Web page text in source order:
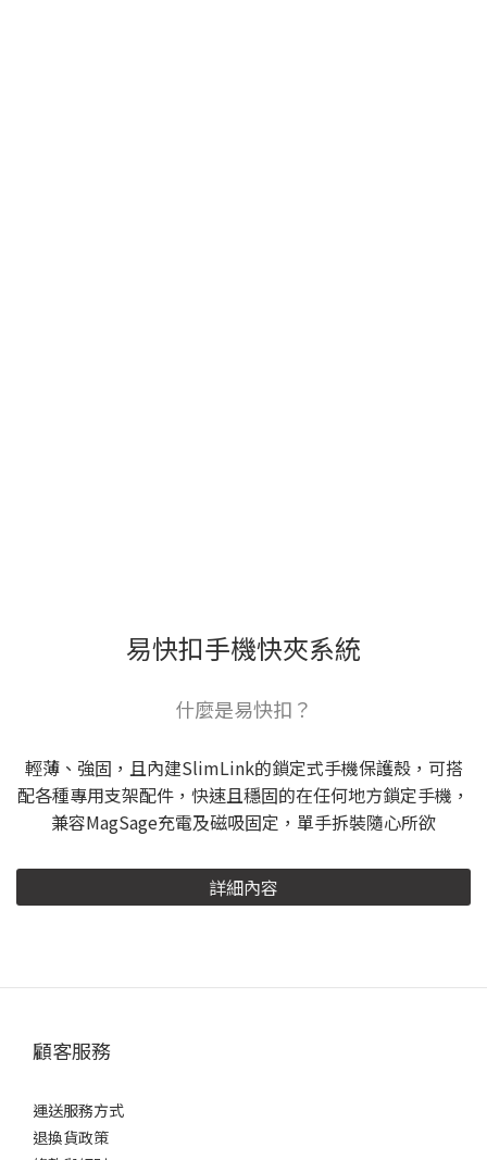
易快扣手機快夾系統
什麼是易快扣？
輕薄、強固，且內建SlimLink的鎖定式手機保護殼，可搭
配各種專用支架配件，快速且穩固的在任何地方鎖定手機，
兼容MagSage充電及磁吸固定，單手拆裝隨心所欲
詳細內容
顧客服務
運送服務方式
退換貨政策